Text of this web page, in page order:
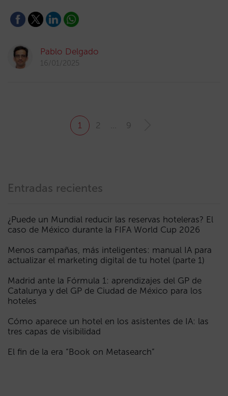
Pablo Delgado
16/01/2025
1 2 9
Entradas recientes
¿Puede un Mundial reducir las reservas hoteleras? El
caso de México durante la FIFA World Cup 2026
Menos campañas, más inteligentes: manual IA para
actualizar el marketing digital de tu hotel (parte 1)
Madrid ante la Fórmula 1: aprendizajes del GP de
Catalunya y del GP de Ciudad de México para los
hoteles
Cómo aparece un hotel en los asistentes de IA: las
tres capas de visibilidad
El fin de la era “Book on Metasearch”